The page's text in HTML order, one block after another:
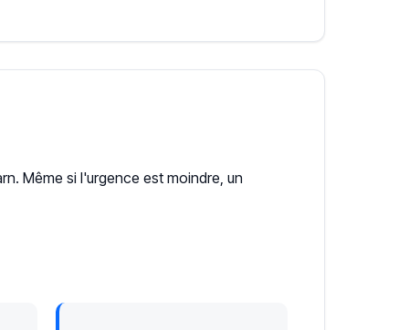
Même si l'urgence est moindre, un